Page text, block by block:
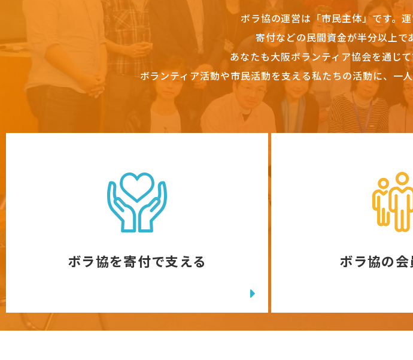
ボラ協の運営は「市民主体」です。
寄付などの民間資金が半分以上で
あなたも大阪ボランティア協会を通じ
ボランティア活動や市民活動を支える私たちの活動に、一
ボラ協を寄付で支える ボラ協の会